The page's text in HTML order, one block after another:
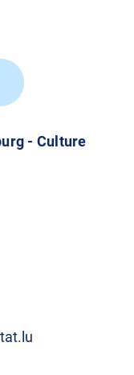
- Culture